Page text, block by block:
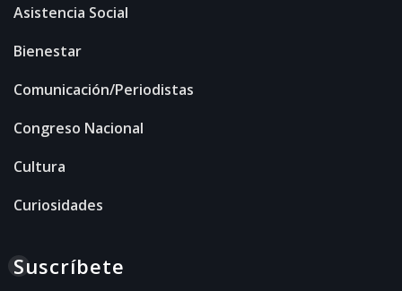
Asistencia Social
Bienestar
Comunicación/Periodistas
Congreso Nacional
Cultura
Curiosidades
Suscríbete